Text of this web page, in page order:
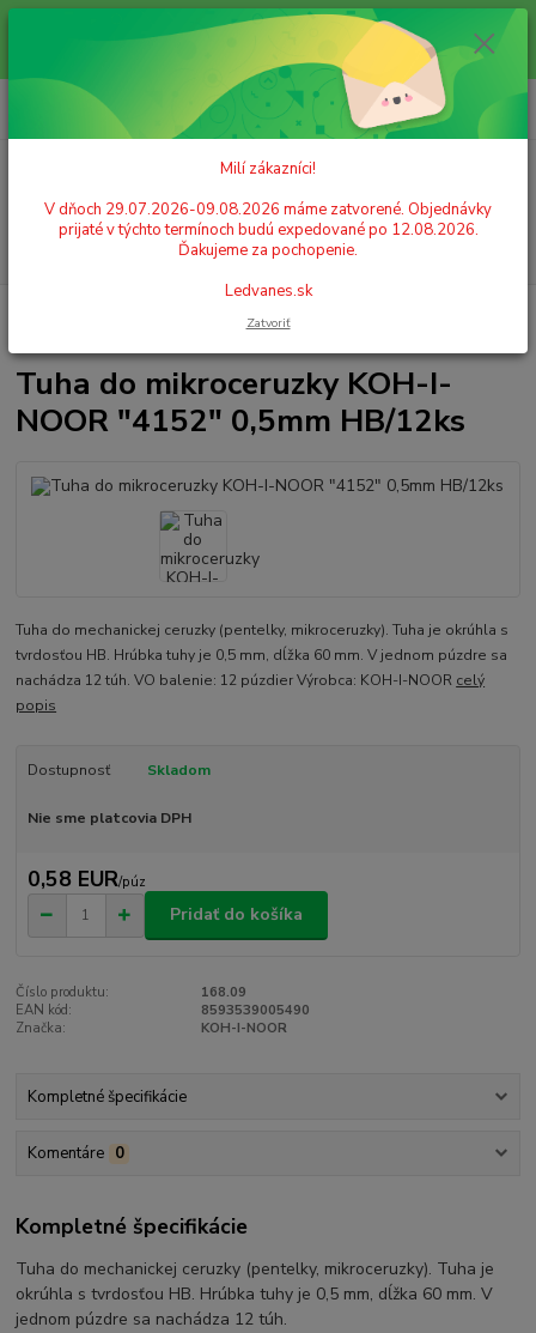
Milí zákazníci! V dňoch 29.07.2026-09.08.2026 máme zatvorené.
Objednávky prijaté v týchto termínoch budú expedované po 12.08.2026.
Ďakujeme za pochopenie. Ledvanes.sk
+421 908 755 958
Po. - Pia. od 9:00 hod. - 16:00 hod.
za0,00 EUR
KOH-I-NOOR "4152" 0,5mm HB/12ks
Tuha do mikroceruzky KOH-I-
NOOR "4152" 0,5mm HB/12ks
Tuha do mechanickej ceruzky (pentelky, mikroceruzky). Tuha je okrúhla s
tvrdosťou HB. Hrúbka tuhy je 0,5 mm, dĺžka 60 mm. V jednom púzdre sa
nachádza 12 túh. VO balenie: 12 púzdier Výrobca: KOH-I-NOOR celý
popis
Dostupnosť Skladom
Nie sme platcovia DPH
0,58 EUR/púz
Pridať do košíka
Číslo produktu:
168.09
EAN kód:
8593539005490
Značka:
KOH-I-NOOR
Kompletné špecifikácie
Komentáre 0
Kompletné špecifikácie
Tuha do mechanickej ceruzky (pentelky, mikroceruzky). Tuha je
okrúhla s tvrdosťou HB. Hrúbka tuhy je 0,5 mm, dĺžka 60 mm. V
jednom púzdre sa nachádza 12 túh.
Milí zákazníci!
V dňoch 29.07.2026-09.08.2026 máme zatvorené. Objednávky
prijaté v týchto termínoch budú expedované po 12.08.2026.
Ďakujeme za pochopenie.
Ledvanes.sk
Zatvoriť